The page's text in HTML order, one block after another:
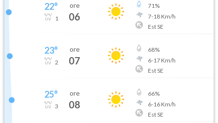
22°
1
ore
06
71%
7-18Km/h
Est SE
23°
2
ore
07
68%
6-17Km/h
Est SE
25°
3
ore
08
66%
6-16Km/h
Est SE